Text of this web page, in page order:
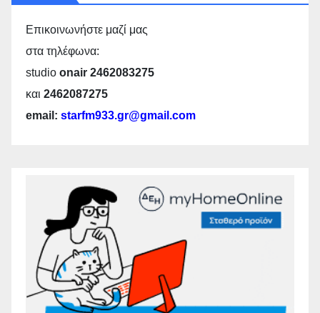
Επικοινωνήστε μαζί μας
στα τηλέφωνα:
studio onair 2462083275
και 2462087275
email: starfm933.gr@gmail.com